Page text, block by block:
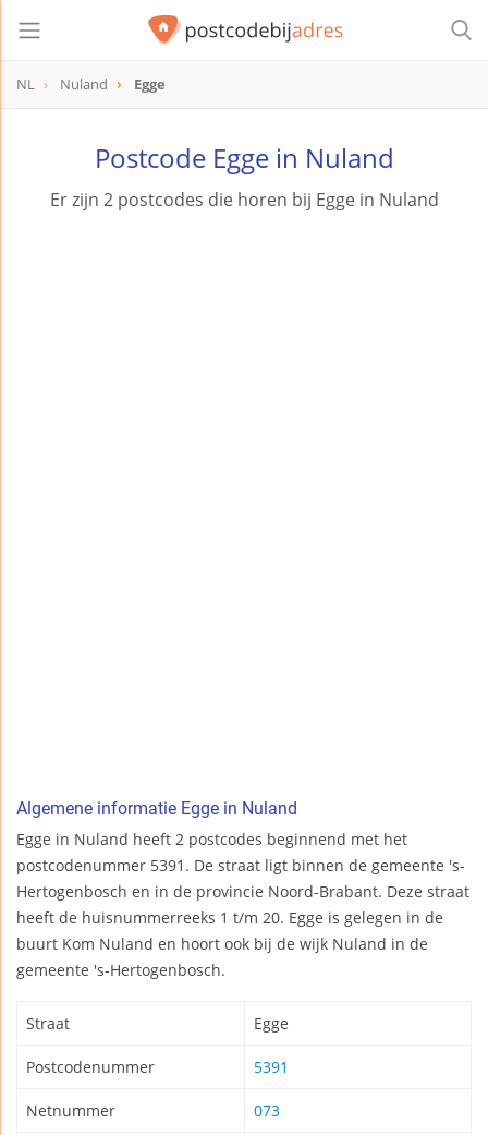
NL Nuland Egge
Postcode Egge in Nuland
Er zijn 2 postcodes die horen bij Egge in Nuland
Algemene informatie Egge in Nuland
Egge in Nuland heeft 2 postcodes beginnend met het
postcodenummer 5391. De straat ligt binnen de gemeente 's-
Hertogenbosch en in de provincie Noord-Brabant. Deze straat
heeft de huisnummerreeks 1 t/m 20. Egge is gelegen in de
buurt Kom Nuland en hoort ook bij de wijk Nuland in de
gemeente 's-Hertogenbosch.
Straat Egge
Postcodenummer 5391
Netnummer 073